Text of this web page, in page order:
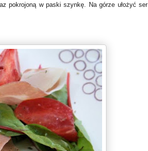
pokrojoną w paski szynkę. Na górze ułożyć ser